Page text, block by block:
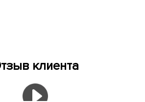
клиента